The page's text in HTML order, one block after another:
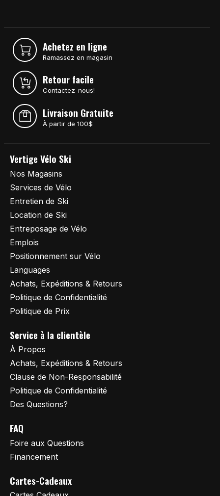
Achetez en ligne
Ramassez en magasin
Retour facile
Contactez-nous!
Livraison Gratuite
À partir de 100$
Vertige Vélo Ski
Nos Magasins
Services de Vélo
Entretien de Ski
Location de Ski
Entreposage de Vélo
Emplois
Positionnement sur Vélo
Languages
Achats, Expéditions & Retours
Politique de Confidentialité
Politique de Prix
Service à la clientèle
À Propos
Achats, Expéditions & Retours
Clause de Non-Responsabilité
Politique de Confidentialité
Des Questions?
FAQ
Foire aux Questions
Financement
Cartes-Cadeaux